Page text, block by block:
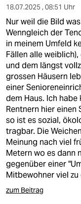
18.07.2025 , 08:51 Uhr
Nur weil die Bild
Wenngleich der
in meinem Umfeld
Fällen alle
und dem längst
grossen Häusern
einer
dem Haus. Ich
Rentnern hier einen
so ist es sozial,
tragbar. Die
Meinung nach viel
Metern wo es dann
gegenüber einer
Mitbewohner viel
zum Beitrag